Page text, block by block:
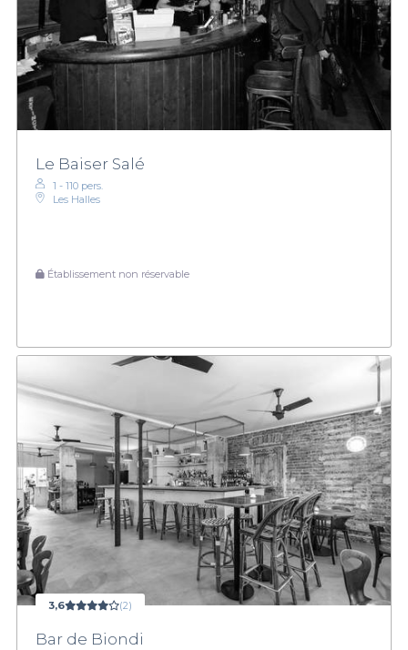
Le Baiser Salé
1 - 110 pers.
Les Halles
Établissement non réservable
3,6 (2)
Bar de Biondi